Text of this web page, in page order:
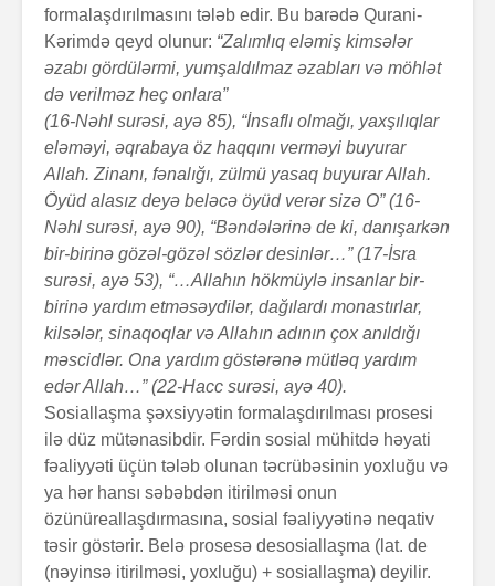
formalaşdırılma­sını tələb edir. Bu barədə Qurani-
Kərimdə qeyd olunur: “Zalımlıq eləmiş kimsələr
əzabı gördülərmi, yumşaldıl­maz əzabları və möhlət
də verilməz heç onlara”
(16-Nəhl surəsi, ayə 85), “İnsaflı olmağı, yaxşılıqlar
eləməyi, əqrabaya öz haqqını verməyi buyurar
Allah. Zinanı, fənalığı, zülmü yasaq buyurar Allah.
Öyüd alasız deyə beləcə öyüd verər sizə O” (16-
Nəhl surəsi, ayə 90), “Bəndələrinə de ki, danışarkən
bir-birinə gözəl-gözəl sözlər desinlər…” (17-İsra
surəsi, ayə 53), “…Allahın hökmüylə insanlar bir-
birinə yardım etməsəydilər, dağı­lar­dı monastırlar,
kilsələr, sinaqoqlar və Allahın adının çox anıldığı
məscidlər. Ona yardım göstərənə mütləq yardım
edər Allah…” (22-Hacc surəsi, ayə 40).
Sosiallaşma şəxsiyyətin formalaşdırılması prosesi
ilə düz mütənasibdir. Fərdin sosial mühitdə həyati
fəaliyyəti üçün tələb olunan təcrübəsinin yoxluğu və
ya hər hansı səbəbdən itirilməsi onun
özünüreallaşdırmasına, sosial fəaliyyətinə neqativ
təsir göstərir. Belə prosesə desosial­laş­ma (lat. de
(nəyinsə itirilməsi, yoxluğu) + sosiallaş­ma) deyilir.